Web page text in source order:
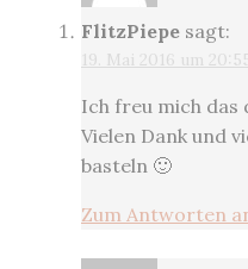
FlitzPiepe sagt:
19. Mai 2016 um
Ich freu mich das
Vielen Dank und
basteln 🙂
Zum Antworten